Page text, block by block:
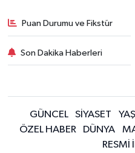
Puan Durumu ve Fikstür
Son Dakika Haberleri
GÜNCEL SİYASET
ÖZEL HABER
DÜNYA
RESMİ